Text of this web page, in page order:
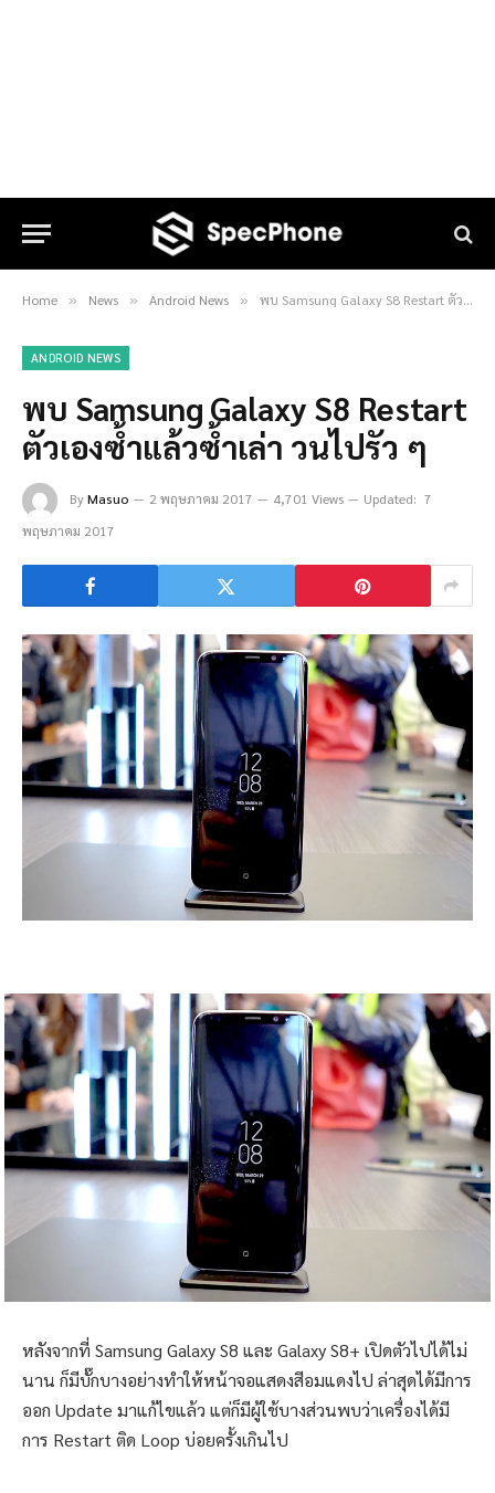
Home » News » Android News » พบ Samsung Galaxy S8 Restart ตัวเองซ้ำแล้วซ้ำเล่า วนไปรัว ๆ
ANDROID NEWS
พบ Samsung Galaxy S8 Restart
ตัวเองซ้ำแล้วซ้ำเล่า วนไปรัว ๆ
ByMasuo 2 พฤษภาคม 2017 4,701 Views Updated: 7
พฤษภาคม 2017
หลังจากที่ Samsung Galaxy S8 และ Galaxy S8+ เปิดตัวไปได้ไม่
นาน ก็มีบั๊กบางอย่างทำให้หน้าจอแสดงสีอมแดงไป ล่าสุดได้มีการ
ออก Update มาแก้ไขแล้ว แต่ก็มีผู้ใช้บางส่วนพบว่าเครื่องได้มี
การ Restart ติด Loop บ่อยครั้งเกินไป